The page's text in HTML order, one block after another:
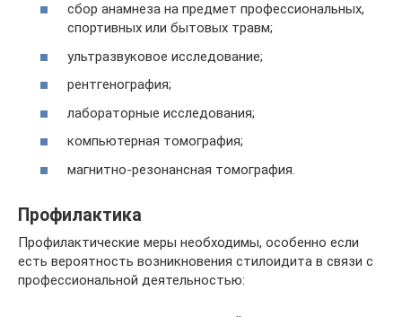
сбор анамнеза на предмет профессиональных,
спортивных или бытовых травм;
ультразвуковое исследование;
рентгенография;
лабораторные исследования;
компьютерная томография;
магнитно-резонансная томография.
Профилактика
Профилактические меры необходимы, особенно если
есть вероятность возникновения стилоидита в связи с
профессиональной деятельностью: